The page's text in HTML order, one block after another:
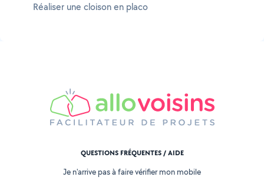
Réaliser une cloison en placo
QUESTIONS FRÉQUENTES / AIDE
Je n'arrive pas à faire vérifier mon mobile